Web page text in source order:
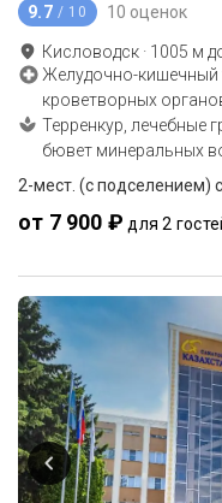
9.7 / 10 10 оценок
Кисловодск · 1005 м
Желудочно-кишечный
кроветворных
Терренкур, лечебные
бювет минеральных
2-мест. (с подселением)
от 7 900 ₽ для 2